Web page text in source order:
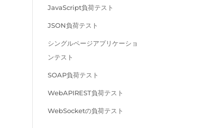
JavaScript負荷テスト
JSON負荷テスト
シングルページアプリケーショ
ンテスト
SOAP負荷テスト
WebAPIREST負荷テスト
WebSocketの負荷テスト